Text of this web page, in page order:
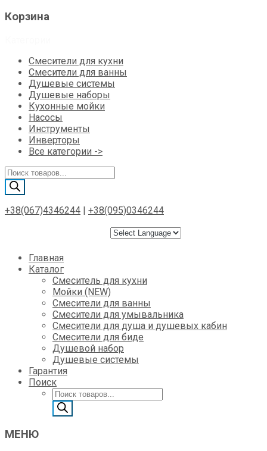
Корзина
Смесители для кухни
Смесители для ванны
Душевые системы
Душевые наборы
Кухонные мойки
Насосы
Инструменты
Инверторы
Все категории ->
Поиск
товаров
+38(067)4346244 | +38(095)0346244
Skip
Главная
Каталог
Смеситель для кухни
Мойки (NEW)
Смесители для ванны
Смесители для умывальника
Смесители для душа и душевых кабин
Смесители для биде
Душевой набор
Душевые системы
Гарантия
Поиск
Поиск
товаров
МЕНЮ